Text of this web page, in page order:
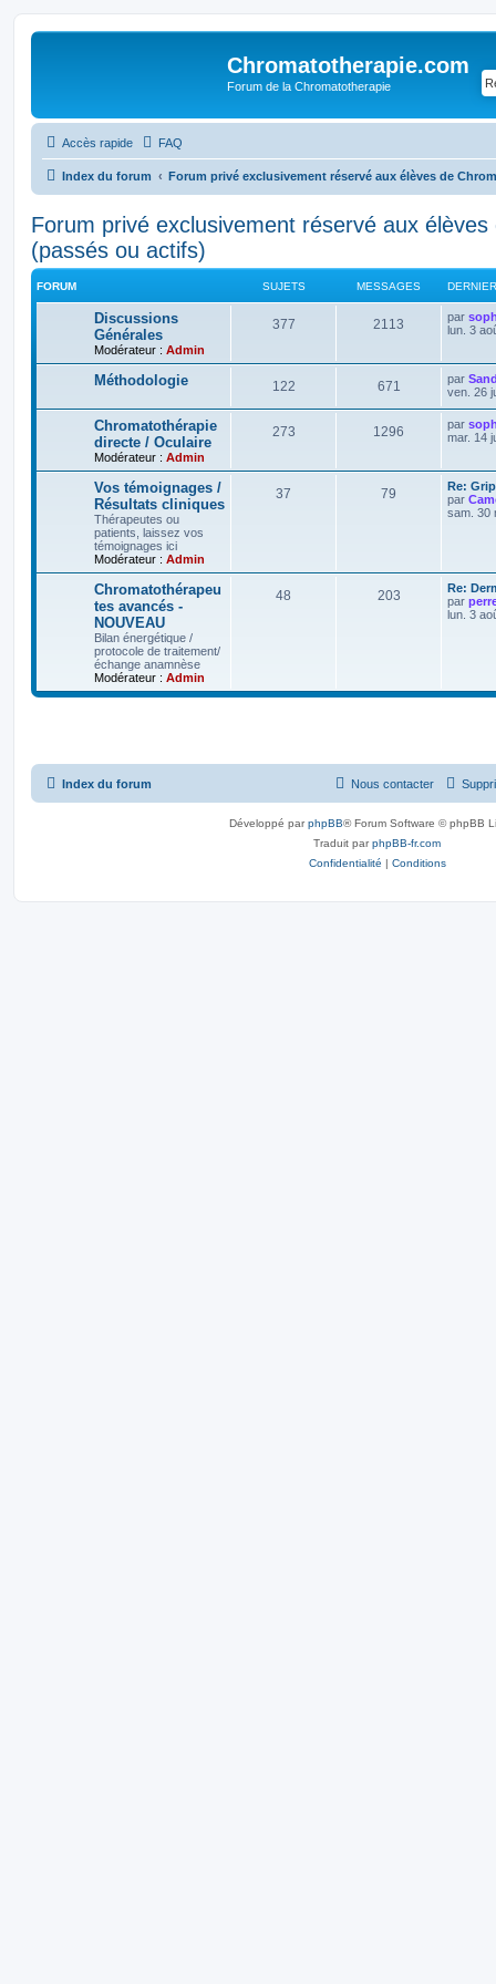
Chromatotherapie.com
Forum de la Chromatotherapie
Accès rapide FAQ
Index du forum Forum privé exclusivement réservé aux élèves de
Forum privé exclusivement réservé aux
(passés ou actifs)
FORUM SUJETS MESSAGES
Discussions
Générales
Modérateur : Admin
377 2113 par
lun. 3
Méthodologie 122 671 par
ven. 26
Chromatothérapie
directe / Oculaire
Modérateur : Admin
273 1296 par
mar. 14
Vos témoignages /
Résultats cliniques
Thérapeutes ou
patients, laissez vos
témoignages ici
Modérateur : Admin
37 79
Re:
par
sam. 30
Chromatothérapeu
tes avancés -
NOUVEAU
Bilan énergétique /
protocole de traitement/
échange anamnèse
Modérateur : Admin
48 203
Re:
par
lun. 3
Index du forum Nous contacter
Développé parphpBB® Forum Software © phpBB
Traduit parphpBB-fr.com
Confidentialité | Conditions